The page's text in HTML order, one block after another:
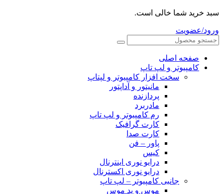
سبد خرید شما خالی است.
ورود/عضویت
صفحه اصلی
کامپیوتر و‌‌‌‌‌ لپ تاپ
سخت افزار کامپیوتر و لپتاپ
مانیتور و آداپتور
پردازنده
مادربرد
رم کامپیوتر و لپ تاپ
کارت گرافیک
کارت صدا
پاور – فن
کیس
درایو نوری اینترنال
درایو نوری اکسترنال
جانبی کامپیوتر – لپ تاپ
موس و پد موس